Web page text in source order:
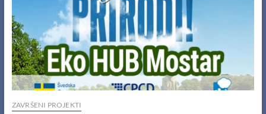
ZAVRŠENI PROJEKTI